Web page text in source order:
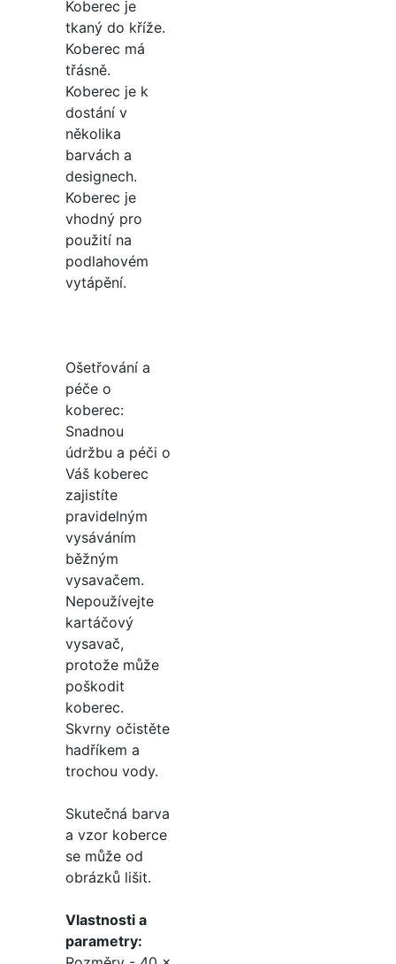
Koberec je
tkaný do kříže.
Koberec má
třásně.
Koberec je k
dostání v
několika
barvách a
designech.
Koberec je
vhodný pro
použití na
podlahovém
vytápění.
Ošetřování a
péče o
koberec:
Snadnou
údržbu a péči o
Váš koberec
zajistíte
pravidelným
vysáváním
běžným
vysavačem.
Nepoužívejte
kartáčový
vysavač,
protože může
poškodit
koberec.
Skvrny očistěte
hadříkem a
trochou vody.
Skutečná barva
a vzor koberce
se může od
obrázků lišit.
Vlastnosti a
parametry: